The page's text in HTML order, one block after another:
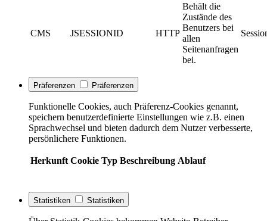
CMS JSESSIONID HTTP
Behält die
Zustände des
Benutzers bei
allen
Seitenanfragen
bei.
Präferenzen Präferenzen
Funktionelle Cookies, auch Präferenz-Cookies genannt,
speichern benutzerdefinierte Einstellungen wie z.B. einen
Sprachwechsel und bieten dadurch dem Nutzer verbesserte,
persönlichere Funktionen.
Herkunft Cookie Typ Beschreibung Ablauf
Statistiken Statistiken